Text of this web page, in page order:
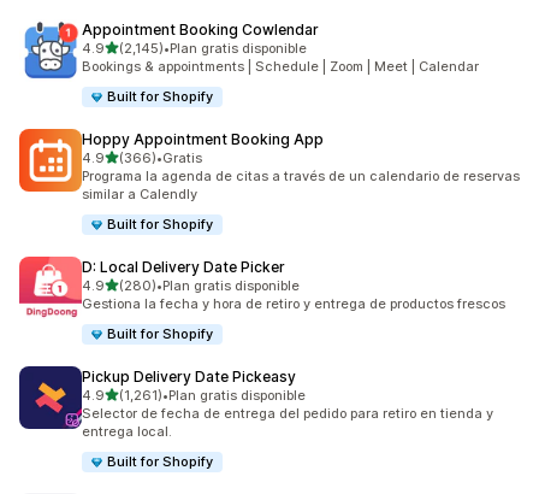
Appointment Booking Cowlendar
4.9de 5 estrellas
(2,145)
2145 reseñas en total
•Plan gratis disponible
Bookings & appointments | Schedule | Zoom | Meet | Calendar
Built for Shopify
Hoppy Appointment Booking App
4.9de 5 estrellas
(366)
366 reseñas en total
•Gratis
Programa la agenda de citas a través de un calendario de reservas
similar a Calendly
Built for Shopify
D: Local Delivery Date Picker
4.9de 5 estrellas
(280)
280 reseñas en total
•Plan gratis disponible
Gestiona la fecha y hora de retiro y entrega de productos frescos
Built for Shopify
Pickup Delivery Date Pickeasy
4.9de 5 estrellas
(1,261)
1261 reseñas en total
•Plan gratis disponible
Selector de fecha de entrega del pedido para retiro en tienda y
entrega local.
Built for Shopify